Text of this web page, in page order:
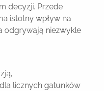
decyzji. Przede
istotny wpływ na
odgrywają niezwykle
licznych gatunków